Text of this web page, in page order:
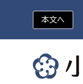
本文へ